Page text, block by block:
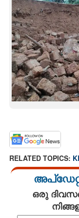
RELATED TOPICS:
ഒരു